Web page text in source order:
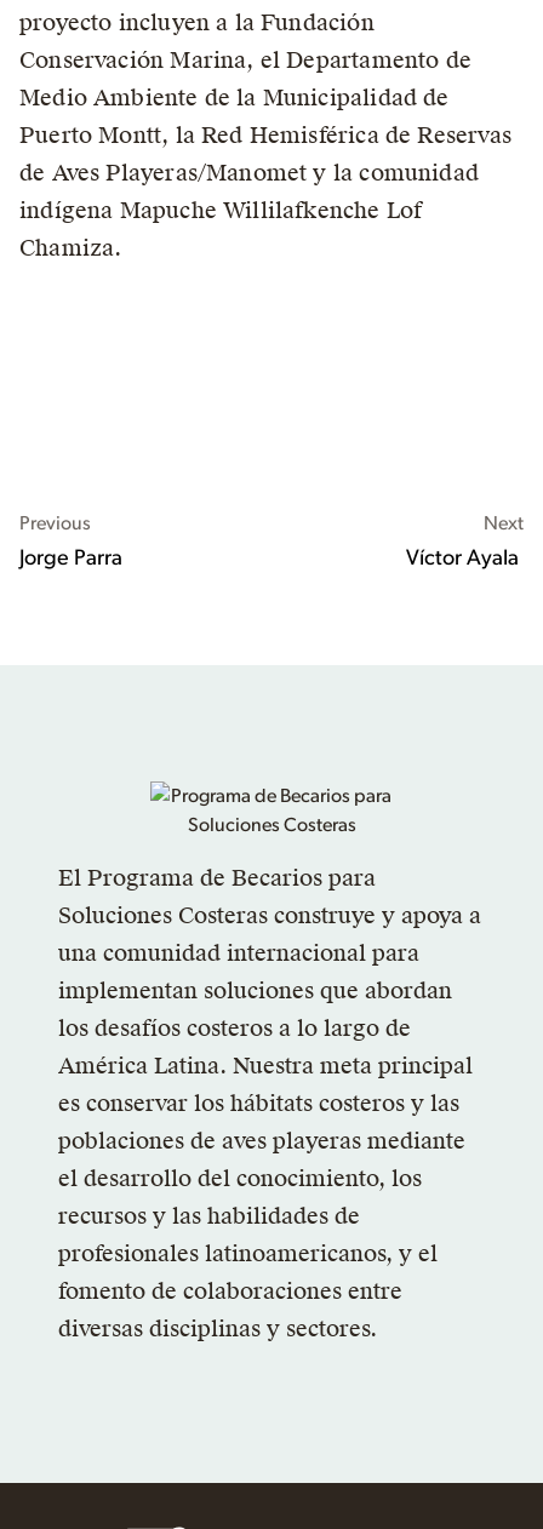
proyecto incluyen a la Fundación
Conservación Marina, el Departamento de
Medio Ambiente de la Municipalidad de
Puerto Montt, la Red Hemisférica de Reservas
de Aves Playeras/Manomet y la comunidad
indígena Mapuche Willilafkenche Lof
Chamiza.
Previous
Jorge Parra
Next
Víctor Ayala
El Programa de Becarios para
Soluciones Costeras construye y apoya a
una comunidad internacional para
implementan soluciones que abordan
los desafíos costeros a lo largo de
América Latina. Nuestra meta principal
es conservar los hábitats costeros y las
poblaciones de aves playeras mediante
el desarrollo del conocimiento, los
recursos y las habilidades de
profesionales latinoamericanos, y el
fomento de colaboraciones entre
diversas disciplinas y sectores.